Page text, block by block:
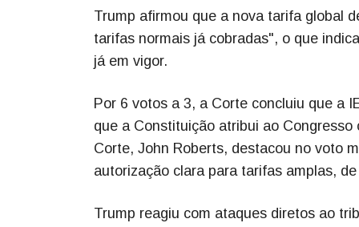
Trump afirmou que a nova tarifa global
tarifas normais já cobradas", o que
já em vigor.
Por 6 votos a 3, a Corte concluiu que a
que a Constituição atribui ao
Corte, John Roberts, destacou no voto
autorização clara para tarifas amplas,
Trump reagiu com ataques diretos ao